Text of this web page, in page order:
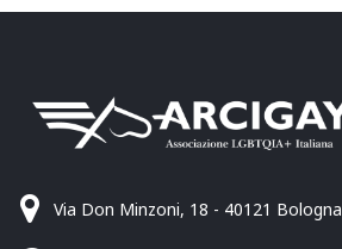
Via Don Minzoni, 18 - 40121 Bologna